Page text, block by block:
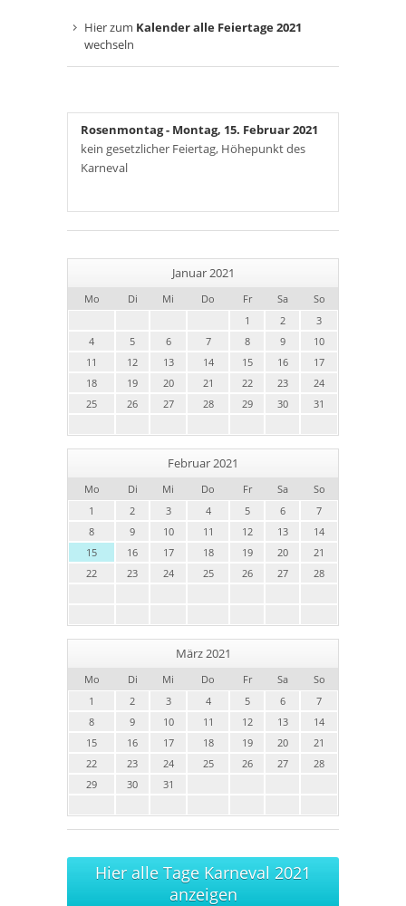
Hier zum Kalender alle Feiertage 2021
wechseln
Rosenmontag- Montag, 15. Februar 2021
kein gesetzlicher Feiertag, Höhepunkt des
Karneval
Januar 2021
Mo Di Mi Do Fr Sa
So
1
2
3
4
5 6 7 8 9
10
11
12 13 14 15 16
17
18
19 20 21 22 23
24
25
26 27 28 29 30 31
Februar 2021
Mo Di Mi Do Fr Sa
So
1
2 3 4 5 6
7
8
9 10 11 12 13
14
15
16 17 18 19 20
21
22
23 24 25 26 27 28
März 2021
Mo Di Mi Do Fr Sa
So
1
2 3 4 5 6
7
8
9 10 11 12 13
14
15
16 17 18 19 20
21
22
23 24 25 26 27
28
29
30 31
Hier alle Tage Karneval 2021
anzeigen